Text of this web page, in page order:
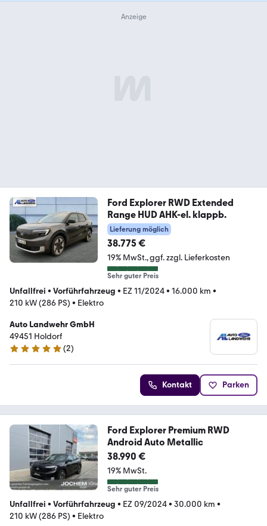
Ford Explorer RWD Extended
Range HUD AHK-el. klappb.
Lieferung möglich
38.775 €
19% MwSt. ggf. zzgl. Lieferkosten
Sehr guter Preis
Unfallfrei • Vorführfahrzeug • EZ 11/2024• 16.000 km •
210 kW (286 PS) • Elektro
Auto Landwehr GmbH
49451 Holdorf
5 Sterne
(2)
Kontakt Parken
Ford Explorer Premium RWD
Android Auto Metallic
38.990 €
19% MwSt.
Sehr guter Preis
Unfallfrei • Vorführfahrzeug • EZ 09/2024• 30.000 km •
210 kW (286 PS) • Elektro